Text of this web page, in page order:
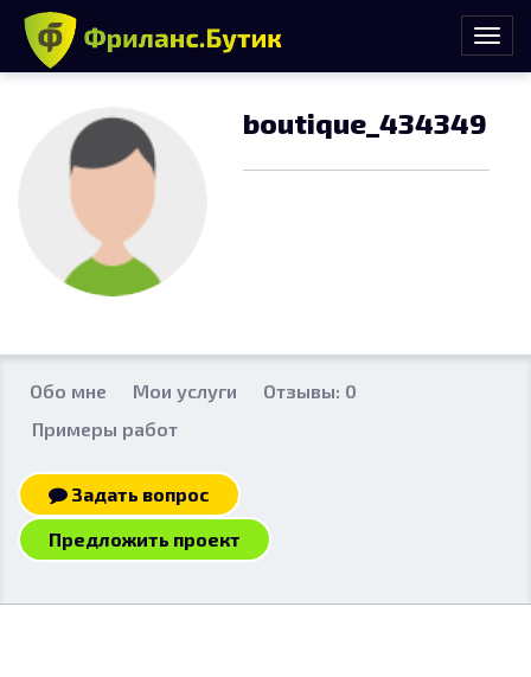
boutique_434349
Обо мне Мои услуги
Отзывы: 0
Примеры работ
Задать вопрос
Предложить проект